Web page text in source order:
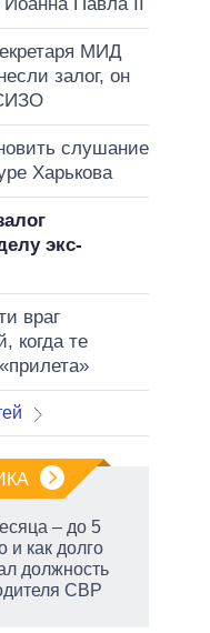
МИД
залог, он
слушание
Харькова
экс-
враг
когда те
– до 5
и как долго
должность
СВР